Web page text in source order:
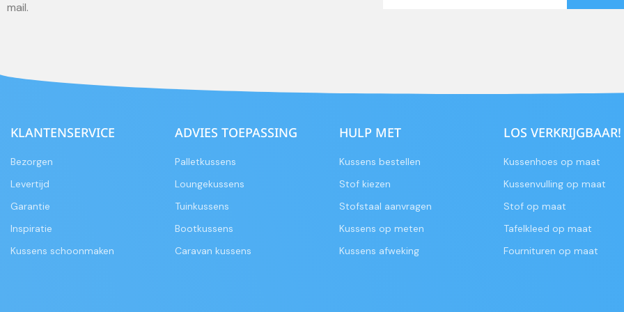
mail.
KLANTENSERVICE
Bezorgen
Levertijd
Garantie
Inspiratie
Kussens schoonmaken
ADVIES TOEPASSING
Palletkussens
Loungekussens
Tuinkussens
Bootkussens
Caravan kussens
HULP MET
Kussens bestellen
Stof kiezen
Stofstaal aanvragen
Kussens op meten
Kussens afweking
LOS VERKRIJGBAAR!
Kussenhoes op maat
Kussenvulling op maat
Stof op maat
Tafelkleed op maat
Fournituren op maat